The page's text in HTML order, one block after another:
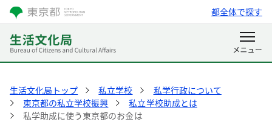
都全体で探す
生活文化局トップ 私立学校
私学行政について
東京都の私立学校振興
私立学校助成とは
私学助成に使う東京都のお金は